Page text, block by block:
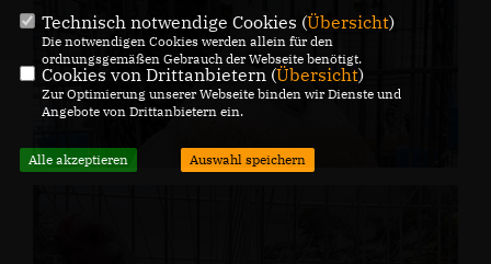
Technisch notwendige Cookies (Übersicht)
Die notwendigen Cookies werden allein für den
ordnungsgemäßen Gebrauch der Webseite benötigt.
Cookies von Drittanbietern (Übersicht)
Zur Optimierung unserer Webseite binden wir Dienste und
Angebote von Drittanbietern ein.
Alle akzeptieren Auswahl speichern